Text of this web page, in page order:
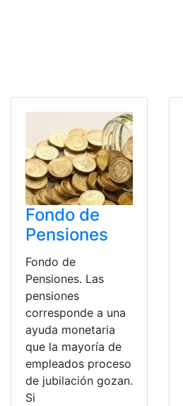
Fondo de
Pensiones
Fondo de
Pensiones. Las
pensiones
corresponde a una
ayuda monetaria
que la mayoría de
empleados proceso
de jubilación gozan.
Si